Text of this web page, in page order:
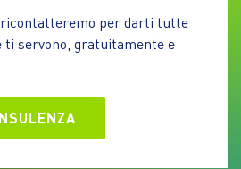
per darti tutte
ti servono, gratuitamente e